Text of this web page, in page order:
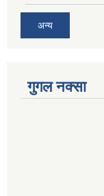
अन्य
गुगल नक्सा